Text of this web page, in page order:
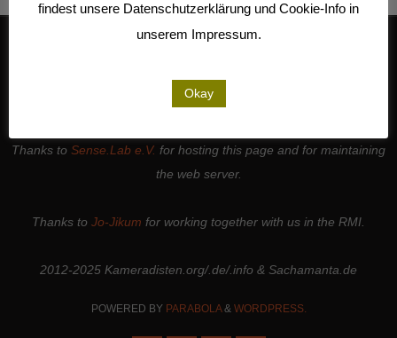
Studio Kalliope, are cooperation partners of
and are involved in theSeeland Media Cooperative
Thanks to Sense.Lab e.V. for hosting this page and for maintaining
the web server.
Thanks to Jo-Jikum for working together with us in the RMI.
2012-2025 Kameradisten.org/.de/.info & Sachamanta.de
POWERED BY PARABOLA& WORDPRESS.
findest unsere Datenschutzerklärung und Cookie-Info in
unserem Impressum.
Okay